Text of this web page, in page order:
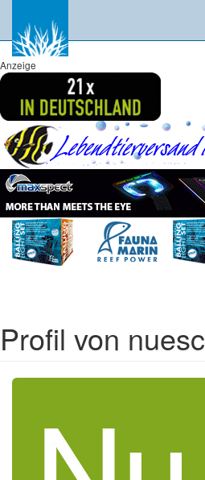
Anzeige
Profil von